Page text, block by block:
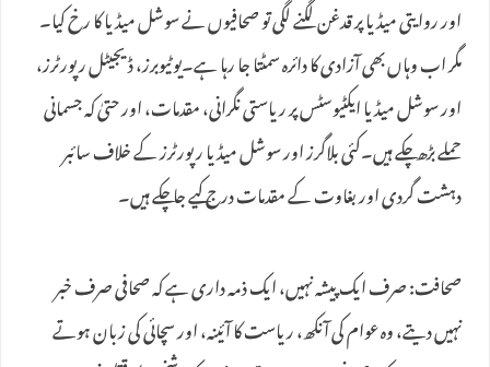
اور روایتی میڈیا پر قدغن لگنے لگی تو صحافیوں نے سوشل میڈیا کا رخ کیا۔
مگر اب وہاں بھی آزادی کا دائرہ سمٹتا جا رہا ہے۔یوٹیوبرز، ڈیجیٹل رپورٹرز،
اور سوشل میڈیا ایکٹیوسٹس پر ریاستی نگرانی، مقدمات، اور حتیٰ کہ جسمانی
حملے بڑھ چکے ہیں۔کئی بلاگرز اور سوشل میڈیا رپورٹرز کے خلاف سائبر
دہشت گردی اور بغاوت کے مقدمات درج کیے جا چکے ہیں۔
صحافت: صرف ایک پیشہ نہیں، ایک ذمہ داری ہے کہ صحافی صرف خبر
نہیں دیتے، وہ عوام کی آنکھ، ریاست کا آئینہ، اور سچائی کی زبان ہوتے